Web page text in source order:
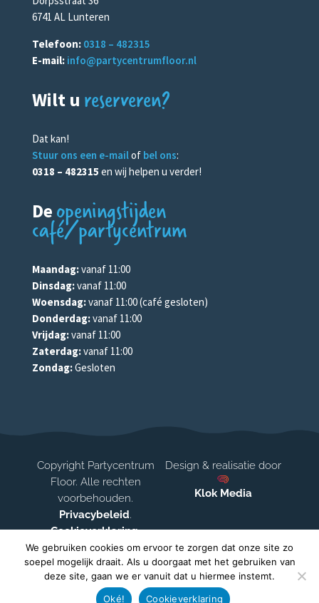
6741 AL Lunteren
Telefoon: 0318 – 482315
E-mail: info@partycentrumfloor.nl
Wilt u reserveren?
Dat kan!
Stuur ons een e-mailof bel ons:
0318 – 482315 en wij helpen u verder!
De openingstijden
café/partycentrum
Maandag:vanaf 11:00
Dinsdag:vanaf 11:00
Woensdag:vanaf 11:00 (café gesloten)
Donderdag:vanaf 11:00
Vrijdag:vanaf 11:00
Zaterdag:vanaf 11:00
Zondag:Gesloten
Copyright Partycentrum
Floor. Alle rechten
voorbehouden.
Privacybeleid.
Cookieverklaring.
Disclaimer
Design & realisatie door
Klok Media
We gebruiken cookies om ervoor te zorgen dat onze site zo
soepel mogelijk draait. Als u doorgaat met het gebruiken van
deze site, gaan we er vanuit dat u hiermee instemt.
Oké!
Cookieverklaring